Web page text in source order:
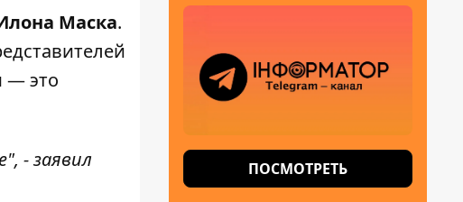
Маска.
— это
- заявил
ПОСМОТРЕТЬ